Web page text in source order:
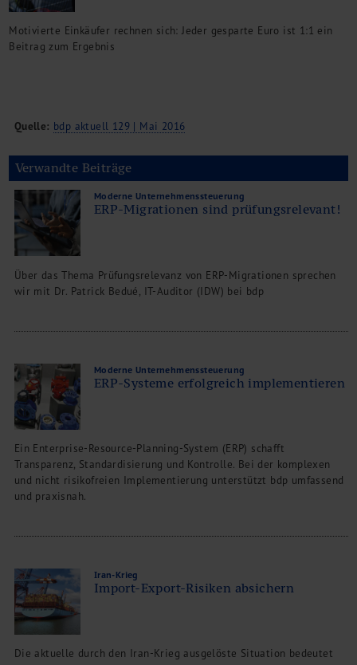
Motivierte Einkäufer rechnen sich: Jeder gesparte Euro ist 1:1 ein
Beitrag zum Ergebnis
Quelle: bdp aktuell 129 | Mai 2016
Verwandte Beiträge
Moderne Unternehmenssteuerung
ERP-Migrationen sind prüfungsrelevant!
Über das Thema Prüfungsrelevanz von ERP-Migrationen sprechen
wir mit Dr. Patrick Bedué, IT-Auditor (IDW) bei bdp
Moderne Unternehmenssteuerung
ERP-Systeme erfolgreich implementieren
Ein Enterprise-Resource-Planning-System (ERP) schafft
Transparenz, Standardisierung und Kontrolle. Bei der komplexen
und nicht risikofreien Implementierung unterstützt bdp umfassend
und praxisnah.
Iran-Krieg
Import-Export-Risiken absichern
Die aktuelle durch den Iran-Krieg ausgelöste Situation bedeutet